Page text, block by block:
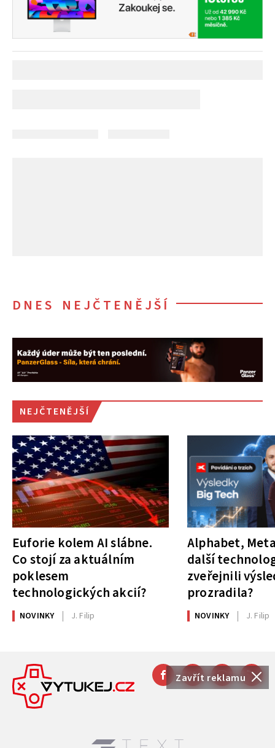
Zavřít reklamu
DNES NEJČTENĚJŠÍ
NEJČTENĚJŠÍ
Euforie kolem AI slábne.
Co stojí za aktuálním
poklesem
technologických akcií?
NOVINKY J. Filip
Alphabet,
další
zveřejnili
prozradila?
NOVINKY J. Filip